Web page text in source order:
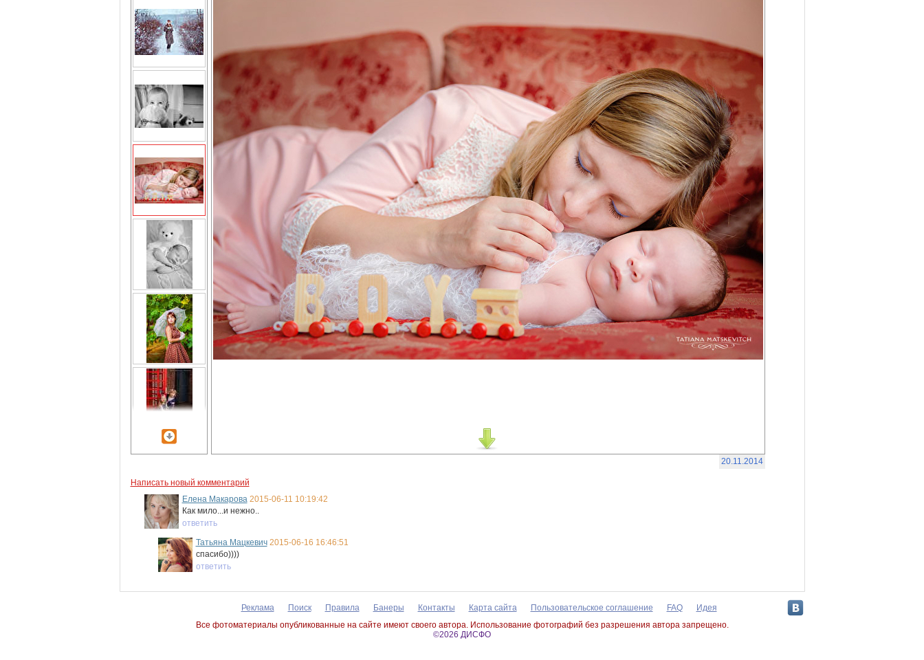
20.11.2014
Написать новый комментарий
Елена Макарова 2015-06-11 10:19:42
Как мило...и нежно..
ответить
Татьяна Мацкевич 2015-06-16 16:46:51
спасибо))))
ответить
Реклама Поиск Правила Банеры Контакты Карта сайта Пользовательское соглашение FAQ
Идея
Все фотоматериалы опубликованные на сайте имеют своего автора. Использование фотографий без разрешения автора запрещено.
©2026 ДИСФО